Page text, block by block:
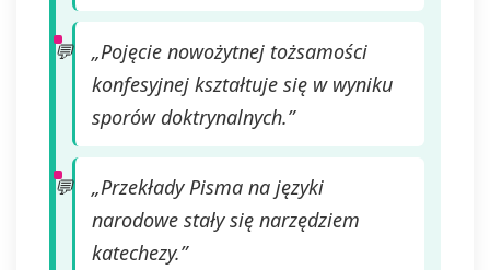
„Pojęcie nowożytnej tożsamości
konfesyjnej kształtuje się w wyniku
sporów doktrynalnych.”
„Przekłady Pisma na języki
narodowe stały się narzędziem
katechezy.”